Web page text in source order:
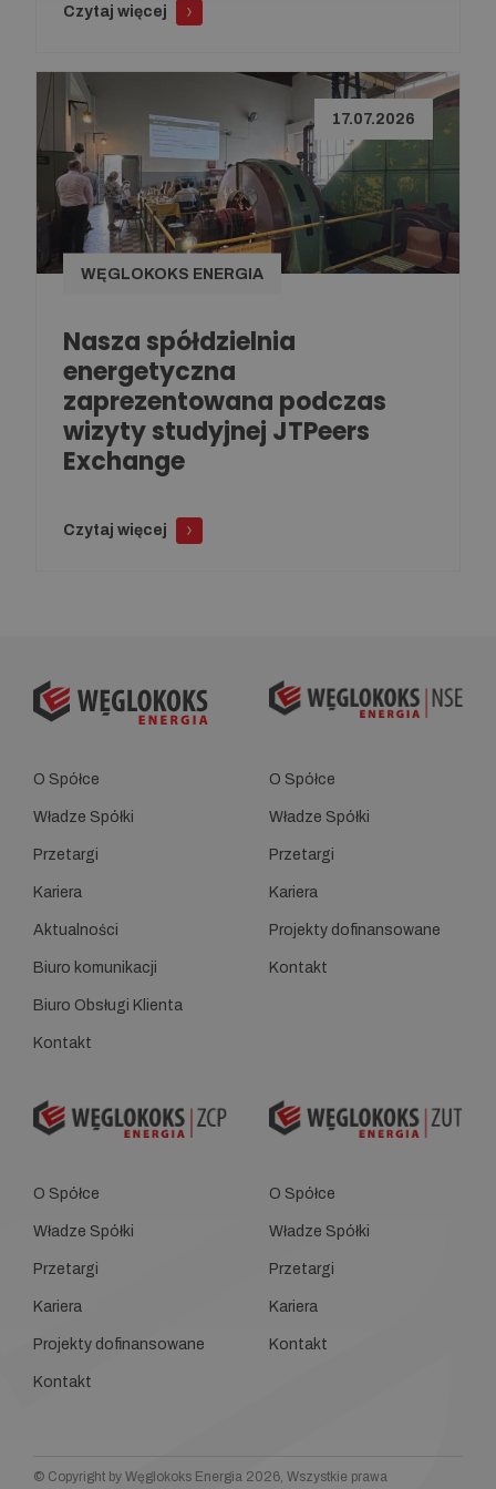
Czytaj więcej
17.07.2026
WĘGLOKOKS ENERGIA
Nasza spółdzielnia
energetyczna
zaprezentowana podczas
wizyty studyjnej JTPeers
Exchange
Czytaj więcej
O Spółce
Władze Spółki
Przetargi
Kariera
Aktualności
Biuro komunikacji
Biuro Obsługi Klienta
Kontakt
O Spółce
Władze Spółki
Przetargi
Kariera
Projekty dofinansowane
Kontakt
O Spółce
Władze Spółki
Przetargi
Kariera
Projekty dofinansowane
Kontakt
O Spółce
Władze Spółki
Przetargi
Kariera
Kontakt
© Copyright by Węglokoks Energia 2026, Wszystkie prawa